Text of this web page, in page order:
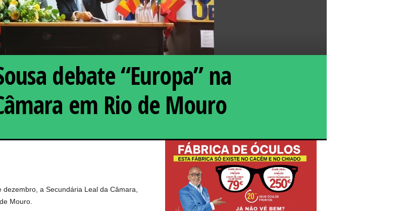
debate “Europa” na
em Rio de Mouro
a Secundária Leal da Câmara,
Mouro.